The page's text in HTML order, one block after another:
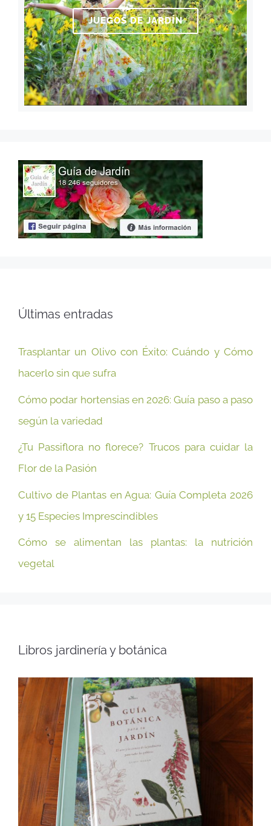
JUEGOS DE JARDÍN
Últimas entradas
Trasplantar un Olivo con Éxito: Cuándo y Cómo
hacerlo sin que sufra
Cómo podar hortensias en 2026: Guía paso a paso
según la variedad
¿Tu Passiflora no florece? Trucos para cuidar la
Flor de la Pasión
Cultivo de Plantas en Agua: Guía Completa 2026
y 15 Especies Imprescindibles
Cómo se alimentan las plantas: la nutrición
vegetal
Libros jardinería y botánica